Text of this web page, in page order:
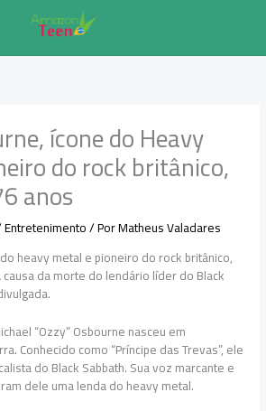
ícone do Heavy
do rock britânico,
anos
Entretenimento/ PorMatheus Valadares
heavy metal e pioneiro do rock britânico,
da morte do lendário líder do Black
“Ozzy” Osbourne nasceu em
Conhecido como “Príncipe das Trevas”, ele
do Black Sabbath. Sua voz marcante e
dele uma lenda do heavy metal.